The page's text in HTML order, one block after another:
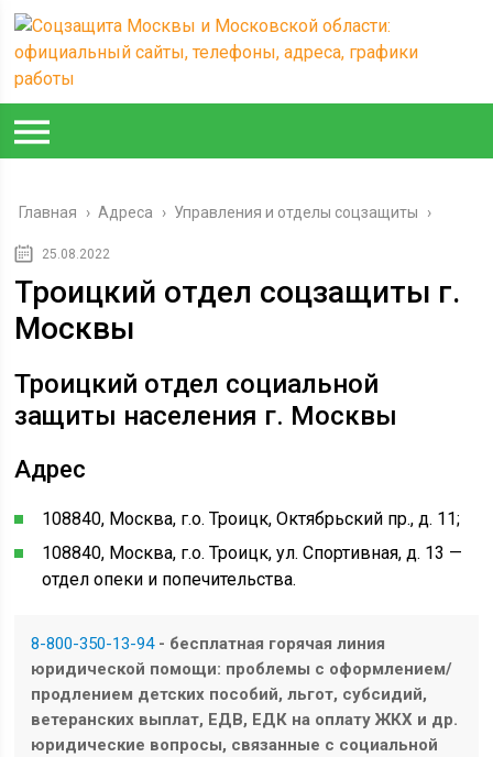
Главная › Адреса › Управления и отделы соцзащиты ›
25.08.2022
Троицкий отдел соцзащиты г.
Москвы
Троицкий отдел социальной
защиты населения г. Москвы
Адрес
108840, Москва, г.о. Троицк, Октябрьский пр., д. 11;
108840, Москва, г.о. Троицк, ул. Спортивная, д. 13 —
отдел опеки и попечительства.
8-800-350-13-94- бесплатная горячая линия
юридической помощи: проблемы с оформлением/
продлением детских пособий, льгот, субсидий,
ветеранских выплат, ЕДВ, ЕДК на оплату ЖКХ и др.
юридические вопросы, связанные с социальной